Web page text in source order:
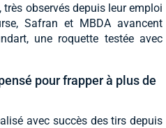
observés depuis leur emploi
Safran et MBDA avancent
une roquette testée avec
pour frapper à plus de
avec succès des tirs depuis